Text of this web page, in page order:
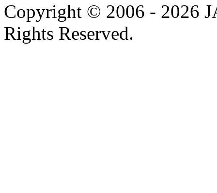
Copyright © 2006 - 2026
Rights Reserved.